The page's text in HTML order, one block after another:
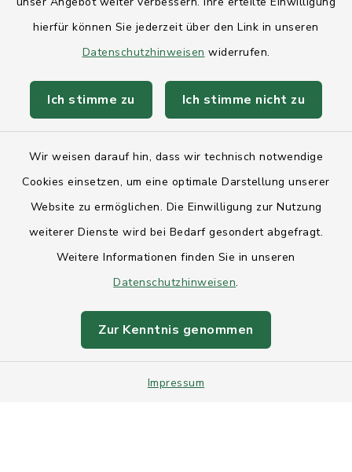
hierfür können Sie jederzeit über den Link in unseren
Datenschutzhinweisen widerrufen.
Ich stimme zu Ich stimme nicht zu
Wir weisen darauf hin, dass wir technisch notwendige
Cookies einsetzen, um eine optimale Darstellung unserer
Website zu ermöglichen. Die Einwilligung zur Nutzung
weiterer Dienste wird bei Bedarf gesondert abgefragt.
Weitere Informationen finden Sie in unseren
Datenschutzhinweisen.
Zur Kenntnis genommen
Impressum
AktivRegion Mittelholstein
Anfahrt
Datenschutz
Sitemap
Intranet